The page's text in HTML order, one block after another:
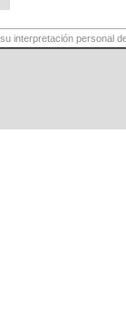
interpretación personal